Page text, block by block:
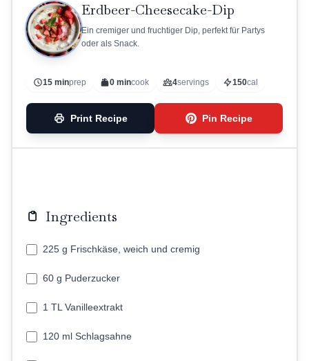
Erdbeer-Cheesecake-Dip
Ein cremiger und fruchtiger Dip, perfekt für Partys
oder als Snack.
15 minprep 0 mincook 4servings 150cal
Print Recipe Pin Recipe
Ingredients
225 g Frischkäse, weich und cremig
60 g Puderzucker
1 TL Vanilleextrakt
120 ml Schlagsahne